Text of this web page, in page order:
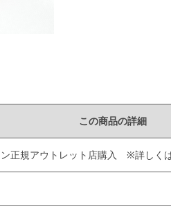
この商品の詳細
ン正規アウトレット店購入 ※詳しく